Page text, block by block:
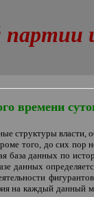
времени
структуры
того, до сих
данных по
данных
на каждый данный